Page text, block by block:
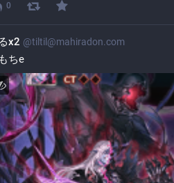
0
x2 @tiltil@mahiradon.com
ちe